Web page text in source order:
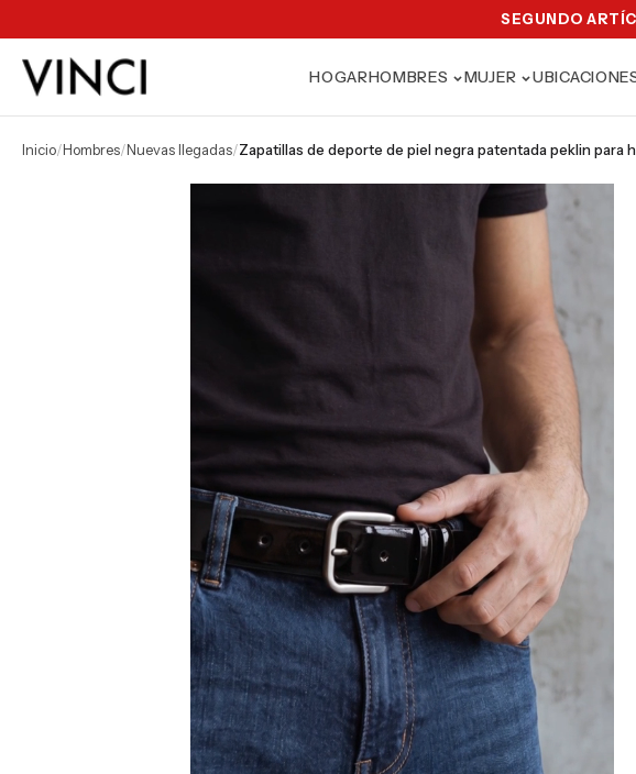
SEGUNDO
HOGARHOMBRES MUJER
inicio/ hombres/ nuevas llegadas/ zapatillas de deporte de piel negra patentada peklin para